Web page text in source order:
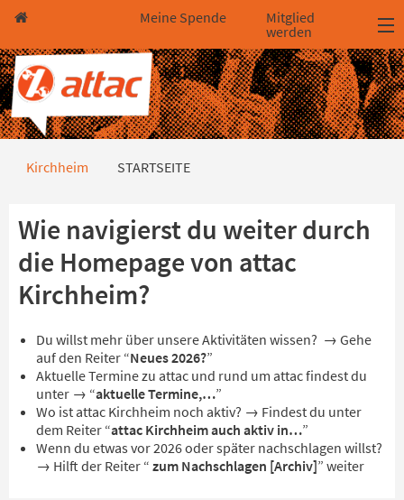
Direkt zum Hauptinhalt springen
Direkt zur Haupt-Navigation springen
Direkt zur Service-Navigation springen
Direkt zur Footer-Navigation springen
Direkt zum Footerinhalt springen
Meine Spende
Mitglied
werden
STARTSEITE
Kirchheim STARTSEITE
Wie navigierst du weiter durch
die Homepage von attac
Kirchheim?
Du willst mehr über unsere Aktivitäten wissen? → Gehe
auf den Reiter “Neues 2026?”
Aktuelle Termine zu attac und rund um attac findest du
unter → “aktuelle Termine,…”
Wo ist attac Kirchheim noch aktiv? → Findest du unter
dem Reiter “attac Kirchheim auch aktiv in…”
Wenn du etwas vor 2026 oder später nachschlagen willst?
→ Hilft der Reiter “ zum Nachschlagen [Archiv]” weiter